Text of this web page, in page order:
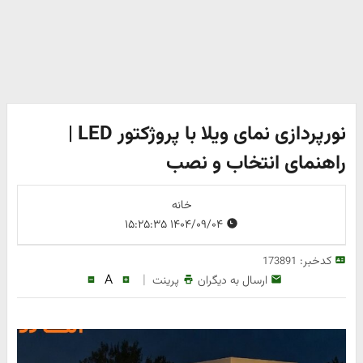
نورپردازی نمای ویلا با پروژکتور LED |
راهنمای انتخاب و نصب
خانه
کدخبر: 173891
ارسال به دیگران پرینت |
A